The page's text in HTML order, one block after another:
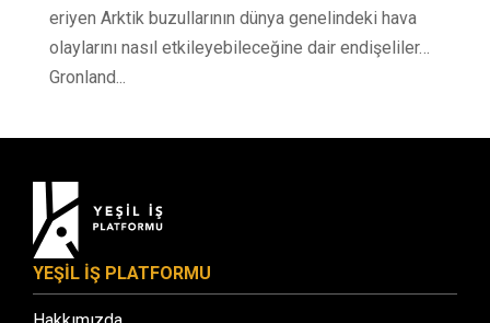
eriyen Arktik buzullarının dünya genelindeki hava
olaylarını nasıl etkileyebileceğine dair endişeliler…
Gronland...
YEŞİL İŞ PLATFORMU